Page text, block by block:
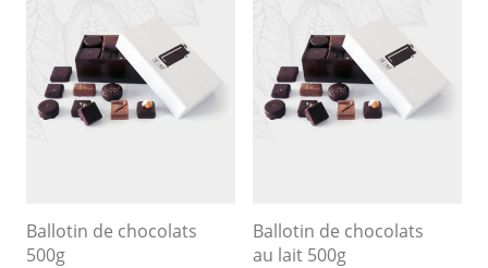
Ballotin de chocolats
500g
Ballotin de chocolats
au lait 500g